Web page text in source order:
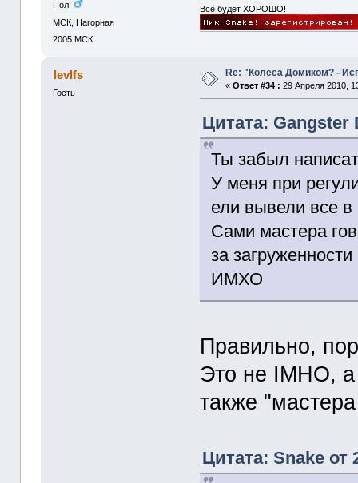
Пол:
МСК, Нагорная
2005 МСК
Всё будет ХОРОШО!
levlfs
Гость
Re: "Колеса Домиком? -
«Ответ #34 : 29 Апреля 2010,
Цитата: Gangster
Ты забыл
У меня при
ели вывели все в
Сами мастера
за
ИМХО
Правильно,
Это не IMHO,
также
Цитата: Snake от